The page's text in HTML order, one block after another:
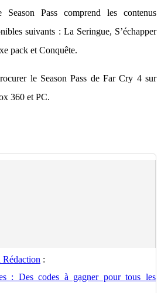
Pass comprend les contenus
suivants : La Seringue, S’échapper
pack et Conquête.
le Season Pass de Far Cry 4 sur
360 et PC.
Rédaction :
: Des codes à gagner pour tous les